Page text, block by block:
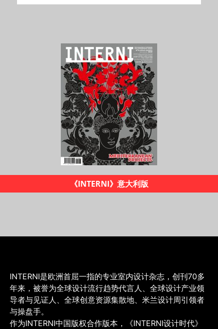
《INTERNI》意大利版
INTERNI是欧洲首屈一指的专业室内设计杂志，创刊70多
年来，被誉为全球设计流行趋势代言人、全球设计产业领
导者与见证人、全球创意资源集散地、米兰设计周引领者
与操盘手。
作为INTERNI中国版权合作版本，《INTERNI设计时代》